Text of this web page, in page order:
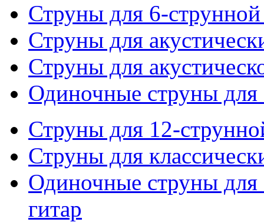
Струны для 6-
Струны для
Струны для
Одиночные струны для
Струны для 12-
Струны для
Одиночные струны для
гитар